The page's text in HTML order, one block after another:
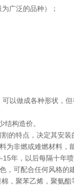
广泛的品种）；
以做成各种形状，
构造价。
的特点，决定其安装
非燃或难燃材料，
年，以后每隔十年
，可配合任何风格的
，聚苯乙烯，聚氨酯